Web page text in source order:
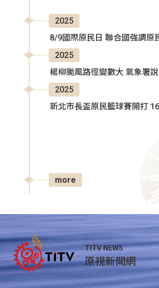
2025
8/9國際原民日 聯合國強調原
2025
楊柳颱風路徑變數大 氣象署
2025
新北市長盃原民籃球賽開打
more
TITV NEWS
原視新聞網